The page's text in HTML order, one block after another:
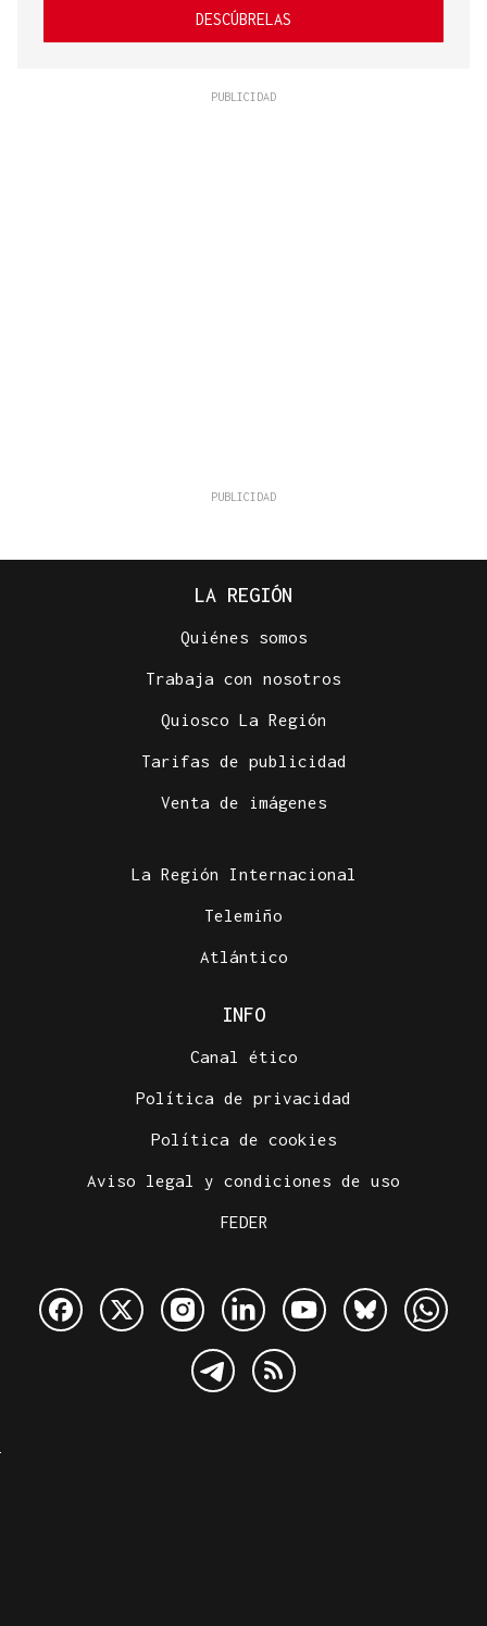
DESCÚBRELAS
LA REGIÓN
Quiénes somos
Trabaja con nosotros
Quiosco La Región
Tarifas de publicidad
Venta de imágenes
La Región Internacional
Telemiño
Atlántico
INFO
Canal ético
Política de privacidad
Política de cookies
Aviso legal y condiciones de uso
FEDER